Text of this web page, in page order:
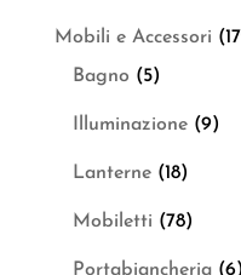
Mobili e Accessori
Bagno (5)
Illuminazione (9)
Lanterne (18)
Mobiletti (78)
Portabiancheria (6)